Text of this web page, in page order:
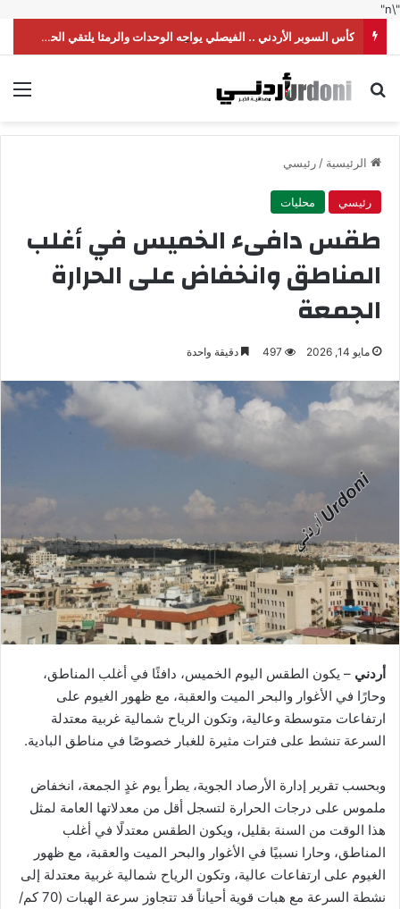
"\n"
كأس السوبر الأردني .. الفيصلي يواجه الوحدات والرمثا يلتقي الحسين
بحث عن
الرئيسية /رئيسي
رئيسي محليات
طقس دافىء الخميس في أغلب
المناطق وانخفاض على الحرارة
الجمعة
مايو 14, 2026 497 دقيقة واحدة
أردني – يكون الطقس اليوم الخميس، دافئًا في أغلب المناطق،
وحارًا في الأغوار والبحر الميت والعقبة، مع ظهور الغيوم على
ارتفاعات متوسطة وعالية، وتكون الرياح شمالية غربية معتدلة
السرعة تنشط على فترات مثيرة للغبار خصوصًا في مناطق البادية.
وبحسب تقرير إدارة الأرصاد الجوية، يطرأ يوم غدٍ الجمعة، انخفاض
ملموس على درجات الحرارة لتسجل أقل من معدلاتها العامة لمثل
هذا الوقت من السنة بقليل، ويكون الطقس معتدلًا في أغلب
المناطق، وحارا نسبيًا في الأغوار والبحر الميت والعقبة، مع ظهور
الغيوم على ارتفاعات عالية، وتكون الرياح شمالية غربية معتدلة إلى
نشطة السرعة مع هبات قوية أحياناً قد تتجاوز سرعة الهبات (70 كم/